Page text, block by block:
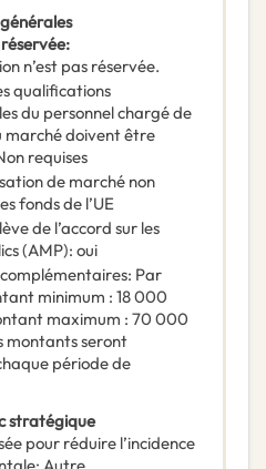
:
n’est pas réservée.
qualifications
du personnel chargé de
marché doivent être
requises
de marché non
fonds de l’UE
de l’accord sur les
(AMP): oui
: Par
minimum : 18 000
maximum : 70 000
montants seront
période de
stratégique
pour réduire l’incidence